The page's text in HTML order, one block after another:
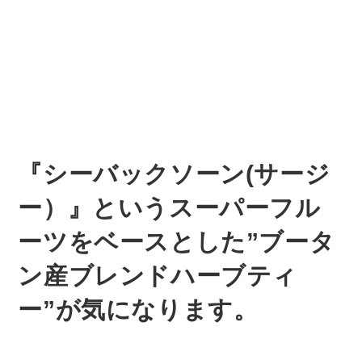
『シーバックソーン(サージ
ー）』というスーパーフル
ーツをベースとした”ブータ
ン産ブレンドハーブティ
ー”が気になります。